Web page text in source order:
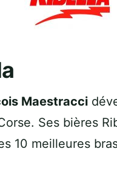
Maestracci
Ses bières
10 meilleures